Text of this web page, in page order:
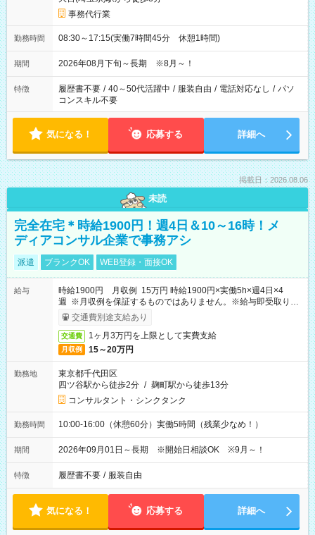
事務代行業
勤務時間 08:30～17:15(実働7時間45分 休憩1時間)
期間 2026年08月下旬～長期 ※8月～！
特徴 履歴書不要 / 40～50代活躍中 / 服装自由 / 電話対応なし / パソ
コンスキル不要
気になる！ 応募する 詳細へ
掲載日：2026.08.06
未読
完全在宅＊時給1900円！週4日＆10～16時！メ
ディアコンサル企業で事務アシ
派遣 ブランクOK WEB登録・面接OK
給与
時給1900円 月収例 15万円 時給1900円×実働5h×週4日×4
週 ※月収例を保証するものではありません。※給与即受取りサ
ービス利用可（利用条件有）
交通費別途支給あり
交通費 1ヶ月3万円を上限として実費支給
月収例 15～20万円
勤務地
東京都千代田区
四ツ谷駅から徒歩2分 / 麹町駅から徒歩13分
コンサルタント・シンクタンク
勤務時間 10:00-16:00（休憩60分）実働5時間（残業少なめ！）
期間 2026年09月01日～長期 ※開始日相談OK ※9月～！
特徴 履歴書不要 / 服装自由
気になる！ 応募する 詳細へ